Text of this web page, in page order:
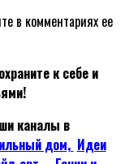
в комментариях ее
к себе и
каналы в
дом, Идеи